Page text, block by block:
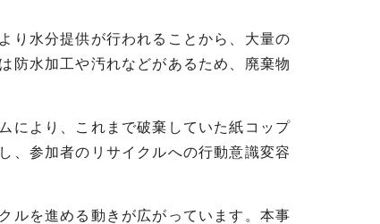
り水分提供が行われることから、大量の
防水加工や汚れなどがあるため、廃棄物
により、これまで破棄していた紙コップ
、参加者のリサイクルへの行動意識変容
ルを進める動きが広がっています。本事